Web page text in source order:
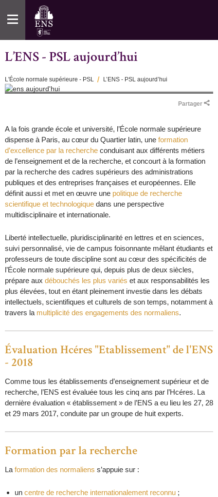
au
contenu
L’ENS - PSL aujourd’hui
Fil
L'École normale supérieure - PSL L’ENS - PSL aujourd’hui
Partager
A la fois grande école et université, l’École normale supérieure
dispense à Paris, au cœur du Quartier latin, une formation
d’excellence par la recherche conduisant aux différents métiers
de l’enseignement et de la recherche, et concourt à la formation
par la recherche des cadres supérieurs des administrations
publiques et des entreprises françaises et européennes. Elle
définit aussi et met en œuvre une politique de recherche
scientifique et technologique dans une perspective
multidisciplinaire et internationale.
Liberté intellectuelle, pluridisciplinarité en lettres et en sciences,
suivi personnalisé, vie de campus foisonnante mêlant étudiants et
professeurs de toute discipline sont au cœur des spécificités de
l’École normale supérieure qui, depuis plus de deux siècles,
prépare aux débouchés les plus variés et aux responsabilités les
plus élevées, tout en étant pleinement investie dans les débats
intellectuels, scientifiques et culturels de son temps, notamment à
travers la multiplicité des engagements des normaliens.
Évaluation Hcéres "Etablissement" de l'ENS
- 2018
Comme tous les établissements d’enseignement supérieur et de
recherche, l’ENS est évaluée tous les cinq ans par l’Hcéres. La
dernière évaluation « établissement » de l’ENS a eu lieu les 27, 28
et 29 mars 2017, conduite par un groupe de huit experts.
Formation par la recherche
La formation des normaliens s’appuie sur :
un centre de recherche internationalement reconnu ;